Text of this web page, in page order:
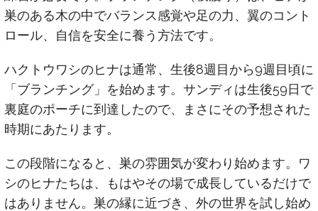
巣のある木の中でバランス感覚や足の力、翼のコント
ロール、自信を安全に養う方法です。
ハクトウワシのヒナは通常、生後8週目から9週目頃に
「ブランチング」を始めます。サンディは生後59日で
裏庭のポーチに到達したので、まさにその予想された
時期にあたります。
この段階になると、巣の雰囲気が変わり始めます。ワ
シのヒナたちは、もはやその場で成長しているだけで
はありません。巣の縁に近づき、外の世界を試し始め